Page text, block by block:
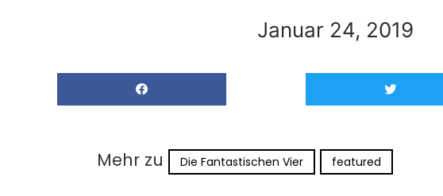
Januar 24, 2019
Mehr zu Die Fantastischen Vier featured